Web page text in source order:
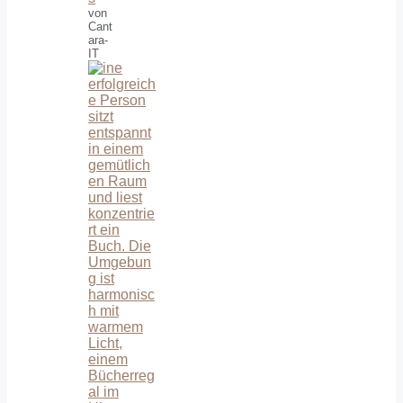
von
Cant
ara-
IT